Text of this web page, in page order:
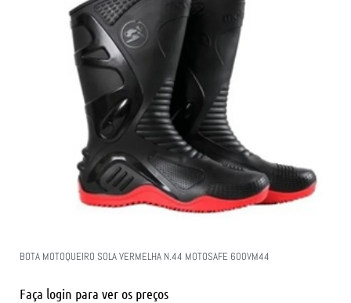
BOTA MOTOQUEIRO SOLA VERMELHA N.44 MOTOSAFE 600VM44
Faça login para ver os preços